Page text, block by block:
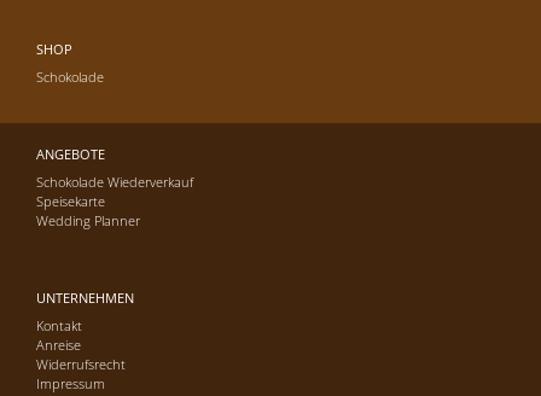
SHOP
Schokolade
ANGEBOTE
Schokolade Wiederverkauf
Speisekarte
Wedding Planner
UNTERNEHMEN
Kontakt
Anreise
Widerrufsrecht
Impressum